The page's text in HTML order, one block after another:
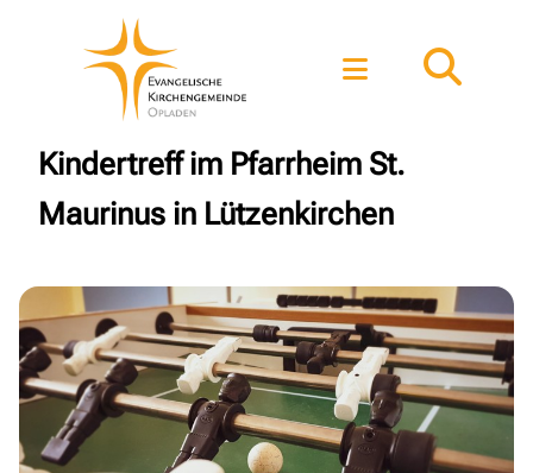
Kindertreff im Pfarrheim St.
Maurinus in Lützenkirchen